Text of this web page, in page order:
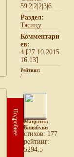
59|2|2|2|3|6
Раздел:
Тясицу
Комментари
ев:
4 [27.10.2015
16:13]
Рейтинг:
/
Подробнее
Мацусита
Конобуки
cтихов: 177
рейтинг:
5294.5